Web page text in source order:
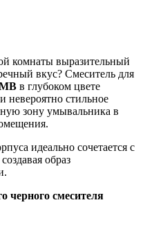
комнаты выразительный
вкус? Смеситель для
в глубоком цвете
стильное
зону умывальника в
идеально сочетается с
образ
черного смесителя